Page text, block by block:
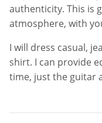
Jazz
Jazz
I sing easy listening
to add atmosphere
reception. I sing the